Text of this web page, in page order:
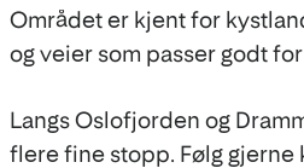
Området er kjent for
og veier som passer godt
Langs Oslofjorden og
flere fine stopp. Følg gjerne